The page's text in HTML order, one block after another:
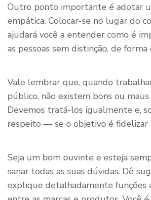
Outro ponto importante é adotar
empática. Colocar-se no lugar do
ajudará você a entender como é
as pessoas sem distinção, de
Vale lembrar que, quando
público, não existem bons ou
Devemos tratá-los igualmente e,
respeito — se o objetivo é fidelizar
Seja um bom ouvinte e esteja
sanar todas as suas dúvidas. Dê
explique detalhadamente funções